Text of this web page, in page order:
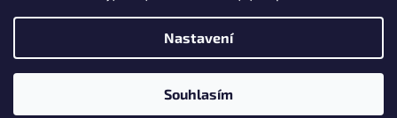
Nastavení
Souhlasím
y
v
i
s